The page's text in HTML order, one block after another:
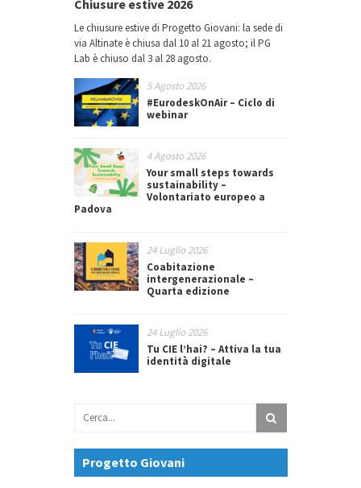
Chiusure estive 2026
Le chiusure estive di Progetto Giovani: la sede di
via Altinate è chiusa dal 10 al 21 agosto; il PG
Lab è chiuso dal 3 al 28 agosto.
5 Agosto 2026
#EurodeskOnAir – Ciclo di
webinar
4 Agosto 2026
Your small steps towards
sustainability –
Volontariato europeo a
Padova
24 Luglio 2026
Coabitazione
intergenerazionale –
Quarta edizione
24 Luglio 2026
Tu CIE l’hai? – Attiva la tua
identità digitale
Progetto Giovani